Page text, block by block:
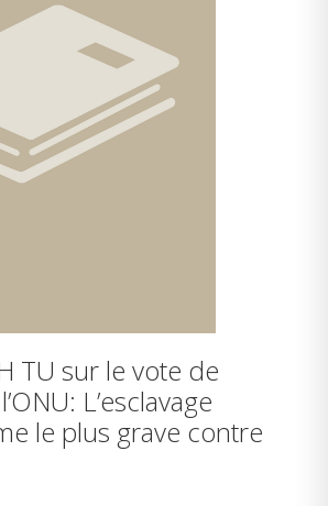
TU sur le vote de
L’esclavage
le plus grave contre